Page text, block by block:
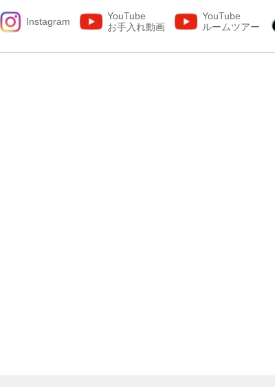
Instagram
YouTube
お手入れ動画
YouTube
ルームツアー